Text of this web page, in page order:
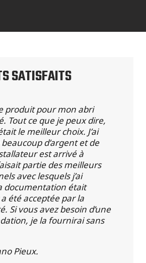
SATISFAITS
produit pour mon abri
Tout ce que je peux dire,
le meilleur choix. J’ai
d’argent et de
est arrivé à
partie des meilleurs
avec lesquels j’ai
documentation était
été acceptée par la
Si vous avez besoin d’une
je la fournirai sans
Pieux.